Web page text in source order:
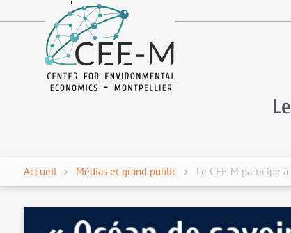
en
Accueil Médias et grand public Le CEE-M participe